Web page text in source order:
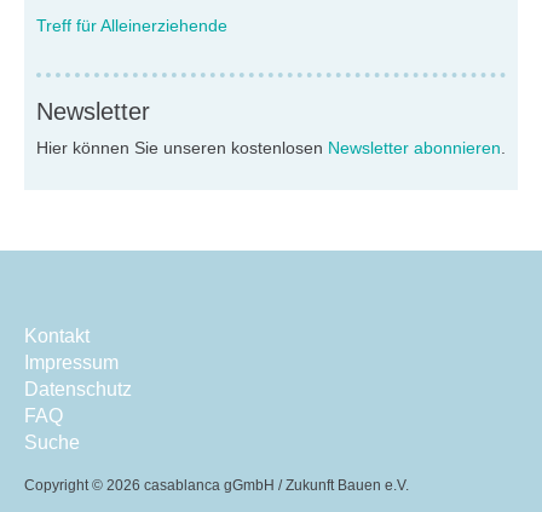
Treff für Alleinerziehende
Newsletter
Hier können Sie unseren kostenlosen Newsletter abonnieren.
Kontakt
Impressum
Datenschutz
FAQ
Suche
Copyright © 2026 casablanca gGmbH / Zukunft Bauen e.V.